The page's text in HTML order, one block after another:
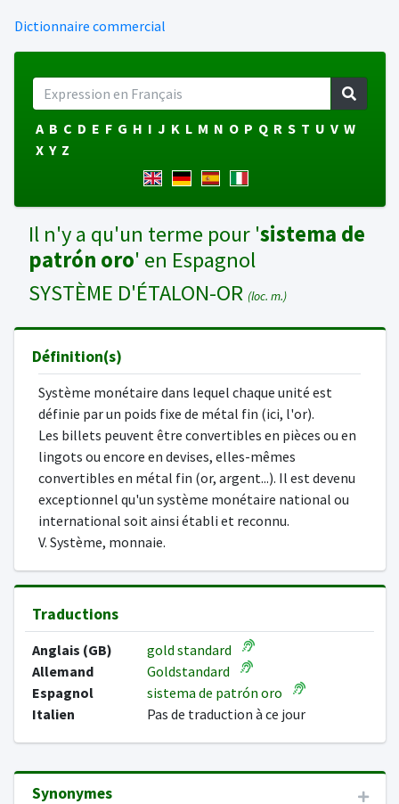
Dictionnaire commercial
A B C D E F G H I J K L M N O P Q R S T U V W
X Y Z
Il n'y a qu'un terme pour 'sistema de
patrón oro' en Espagnol
SYSTÈME D'ÉTALON-OR (loc. m.)
Définition(s)
Système monétaire dans lequel chaque unité est
définie par un poids fixe de métal fin (ici, l'or).
Les billets peuvent être convertibles en pièces ou en
lingots ou encore en devises, elles-mêmes
convertibles en métal fin (or, argent...). Il est devenu
exceptionnel qu'un système monétaire national ou
international soit ainsi établi et reconnu.
V. Système, monnaie.
Traductions
Anglais (GB)
gold standard
Allemand
Goldstandard
Espagnol
sistema de patrón oro
Italien
Pas de traduction à ce jour
Synonymes